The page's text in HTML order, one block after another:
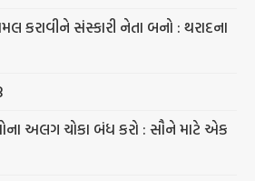
કરાવીને સંસ્કારી નેતા બનો : થરાદના
અલગ ચોકા બંધ કરો : સૌને માટે એક